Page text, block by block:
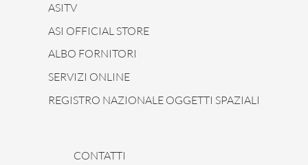
ASITV
ASI OFFICIAL STORE
ALBO FORNITORI
SERVIZI ONLINE
REGISTRO NAZIONALE OGGETTI SPAZIALI
CONTATTI